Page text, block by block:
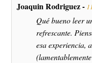
Joaquin Rodriguez -
Qué bueno leer
refrescante.
esa experiencia,